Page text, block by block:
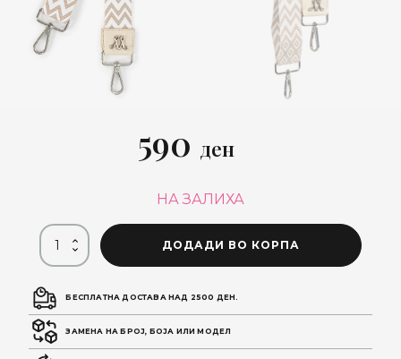
590 ден
НА ЗАЛИХА
ДОДАДИ ВО КОРПА
БЕСПЛАТНА ДОСТАВА НАД 2500 ДЕН.
ЗАМЕНА НА БРОЈ, БОЈА ИЛИ МОДЕЛ